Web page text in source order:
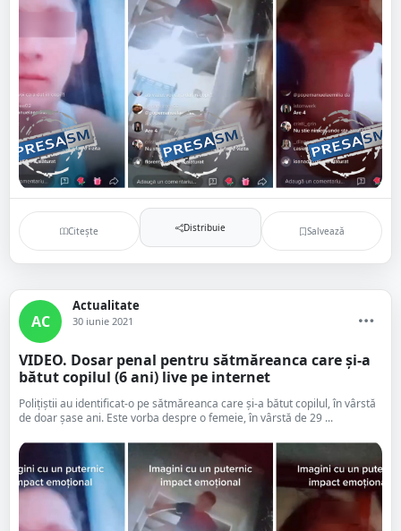
Citește Distribuie Salvează
AC
Actualitate
30 iunie 2021
VIDEO. Dosar penal pentru sătmăreanca care și-a
bătut copilul (6 ani) live pe internet
Polițiștii au identificat-o pe sătmăreanca care și-a bătut copilul, în vârstă
de doar șase ani. Este vorba despre o femeie, în vârstă de 29 ...